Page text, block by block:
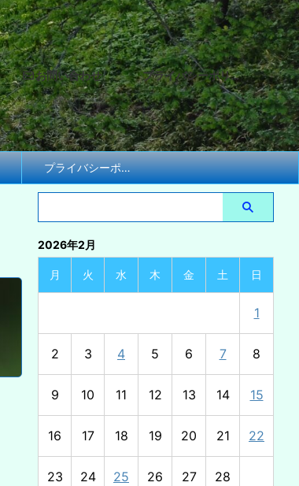
お問い合わせ プライバシーポリシー
プライバシーポリシー
2026年2月
月 火 水 木 金 土 日
1
2 3 4 5 6 7 8
9 10 11 12 13 14 15
16 17 18 19 20 21 22
23 24 25 26 27 28